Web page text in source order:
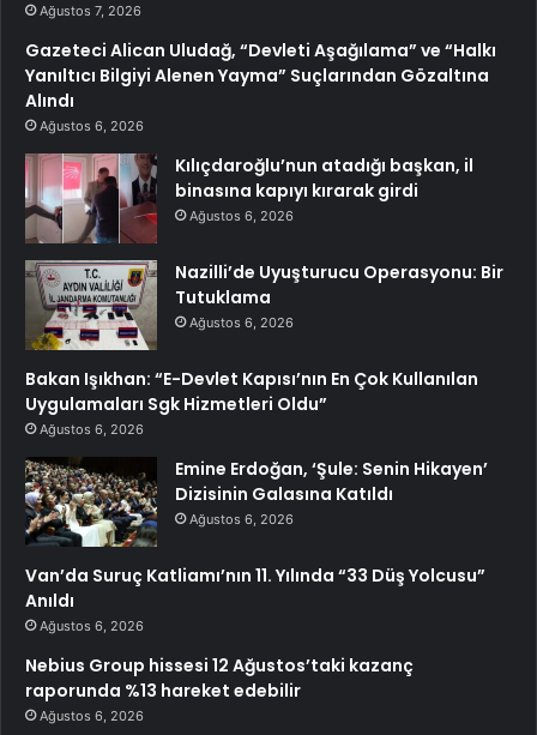
Ağustos 7, 2026
Gazeteci Alican Uludağ, “Devleti Aşağılama” ve “Halkı
Yanıltıcı Bilgiyi Alenen Yayma” Suçlarından Gözaltına
Alındı
Ağustos 6, 2026
Kılıçdaroğlu’nun atadığı başkan, il
binasına kapıyı kırarak girdi
Ağustos 6, 2026
Nazilli’de Uyuşturucu Operasyonu: Bir
Tutuklama
Ağustos 6, 2026
Bakan Işıkhan: “E-Devlet Kapısı’nın En Çok Kullanılan
Uygulamaları Sgk Hizmetleri Oldu”
Ağustos 6, 2026
Emine Erdoğan, ‘Şule: Senin Hikayen’
Dizisinin Galasına Katıldı
Ağustos 6, 2026
Van’da Suruç Katliamı’nın 11. Yılında “33 Düş Yolcusu”
Anıldı
Ağustos 6, 2026
Nebius Group hissesi 12 Ağustos’taki kazanç
raporunda %13 hareket edebilir
Ağustos 6, 2026